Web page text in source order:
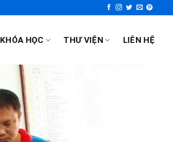
KHÓA HỌC THƯ VIỆN LIÊN HỆ